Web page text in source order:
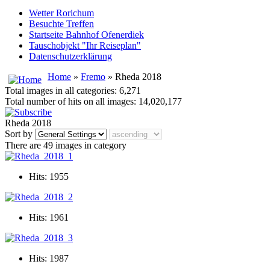
Wetter Rorichum
Besuchte Treffen
Startseite Bahnhof Ofenerdiek
Tauschobjekt "Ihr Reiseplan"
Datenschutzerklärung
Home » Fremo » Rheda 2018
Total images in all categories: 6,271
Total number of hits on all images: 14,020,177
Rheda 2018
Sort by
There are 49 images in category
Hits: 1955
Hits: 1961
Hits: 1987